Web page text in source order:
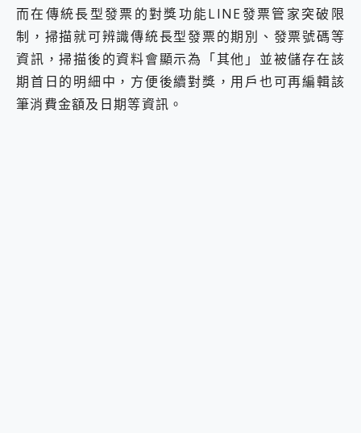
而在傳統長型發票的對獎功能LINE發票管家突破限
制，掃描就可辨識傳統長型發票的期別、發票號碼等
資訊，掃描後的資料會顯示為「其他」並被儲存在該
期首日的明細中，方便後續對獎，用戶也可再編輯該
筆消費金額及日期等資訊。